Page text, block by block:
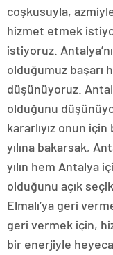
coşkusuyla,
hizmet etmek
istiyoruz.
olduğumuz başarı
düşünüyoruz.
olduğunu
kararlıyız onun için
yılına bakarsak,
yılın hem Antalya
olduğunu açık
Elmalı’ya geri
geri vermek için,
bir enerjiyle